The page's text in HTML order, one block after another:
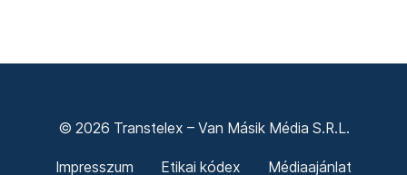
© 2026 Transtelex – Van Másik Média S.R.L.
Impresszum Etikai kódex Médiaajánlat